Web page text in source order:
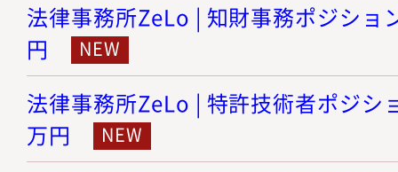
法律事務所ZeLo | 知財事務ポジショ
円
法律事務所ZeLo | 特許技術者ポジシ
万円